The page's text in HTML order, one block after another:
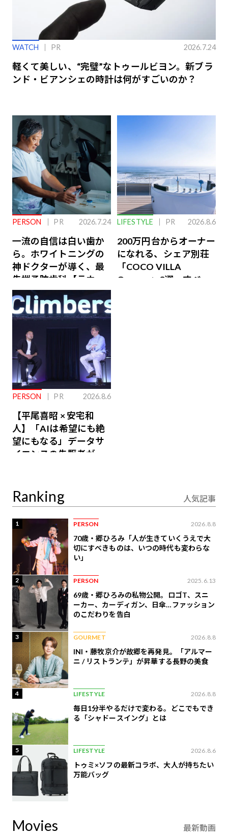
WATCH PR 2026.7.24
軽くて美しい、“完璧”なトゥールビヨン。新ブラ
ンド・ビアンシェの時計は何がすごいのか？
PERSON PR 2026.7.24
一流の自信は白い歯か
ら。ホワイトニングの
神ドクターが導く、最
先端予防歯科【ラウン
ジ会員特典あり】
LIFESTYLE PR 2026.8.6
200万円台からオーナー
になれる、シェア別荘
「COCO VILLA
Owners」3選。すべて
PERSON PR 2026.8.6
【平尾喜昭 × 安宅和
人】「AIは希望にも絶
望にもなる」データサ
イエンスの先駆者が語
Ranking 人気記事
1 PERSON 2026.8.8
70歳・郷ひろみ「人が生きていくうえで大
切にすべきものは、いつの時代も変わらな
い」
2 PERSON 2025.6.13
69歳・郷ひろみの私物公開。ロゴT、スニ
ーカー、カーディガン、日傘…ファッション
のこだわりを告白
3 GOURMET 2026.8.8
INI・藤牧京介が故郷を再発見。「アルマー
ニ / リストランテ」が昇華する長野の美食
4 LIFESTYLE 2026.8.8
毎日1分半やるだけで変わる。どこでもでき
る「シャドースイング」とは
5 LIFESTYLE 2026.8.6
トゥミ×ソフの最新コラボ、大人が持ちたい
万能バッグ
Movies 最新動画